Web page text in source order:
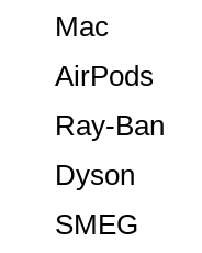
Dyson
AirPods
Ray-Ban
SMEG
Mac